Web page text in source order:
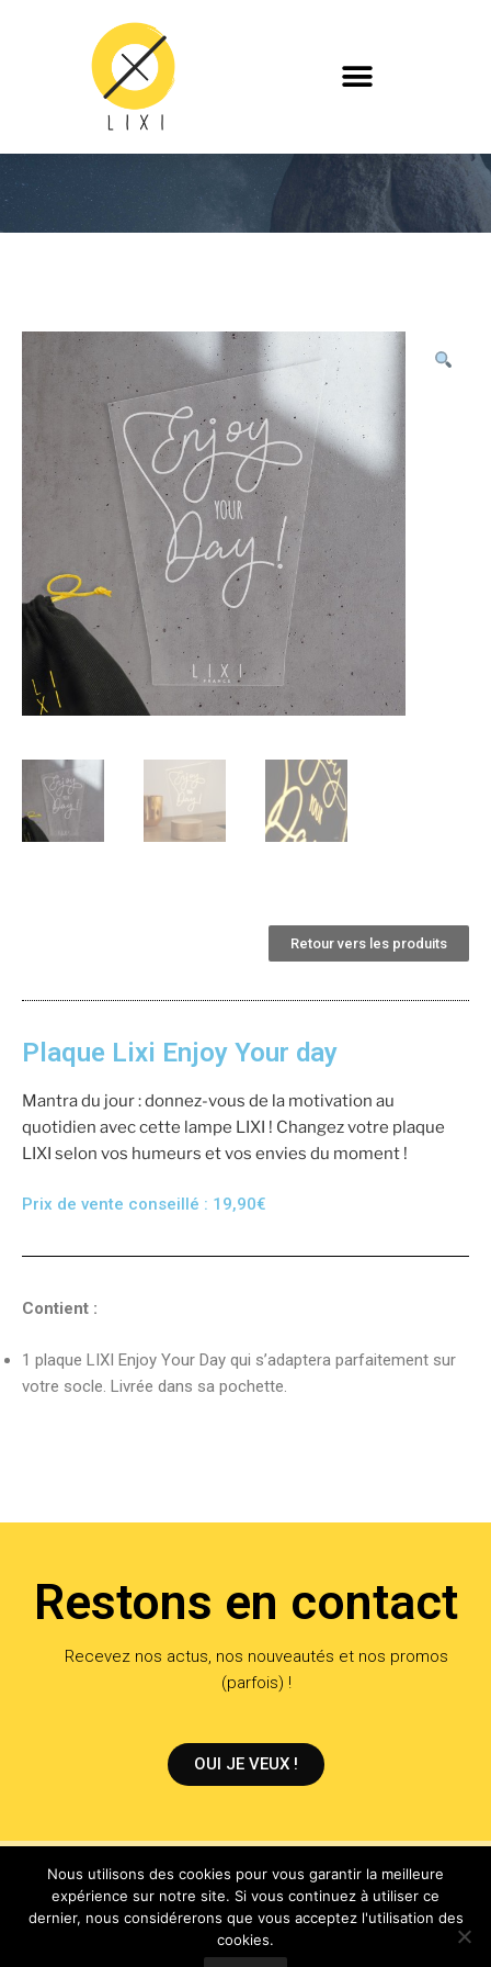
Retour vers les produits
Plaque Lixi Enjoy Your day
Mantra du jour : donnez-vous de la motivation au
quotidien avec cette lampe LIXI ! Changez votre plaque
LIXI selon vos humeurs et vos envies du moment !
Prix de vente conseillé : 19,90€
Contient :
1 plaque LIXI Enjoy Your Day qui s’adaptera parfaitement sur
votre socle. Livrée dans sa pochette.
Restons en contact
Recevez nos actus, nos nouveautés et nos promos
(parfois) !
OUI JE VEUX !
Nous utilisons des cookies pour vous garantir la meilleure
expérience sur notre site. Si vous continuez à utiliser ce
dernier, nous considérerons que vous acceptez l'utilisation des
cookies.